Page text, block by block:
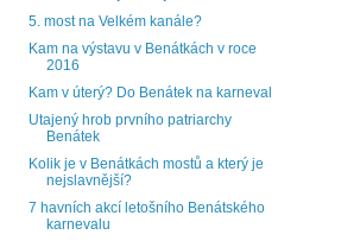
5. most na Velkém kanále?
Kam na výstavu v Benátkách v roce
2016
Kam v úterý? Do Benátek na karneval
Utajený hrob prvního patriarchy
Benátek
Kolik je v Benátkách mostů a který je
nejslavnější?
7 havních akcí letošního Benátského
karnevalu